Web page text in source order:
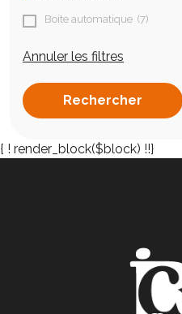
Boite automatique (7)
Annuler les filtres
{ ! render_block($block) !!}